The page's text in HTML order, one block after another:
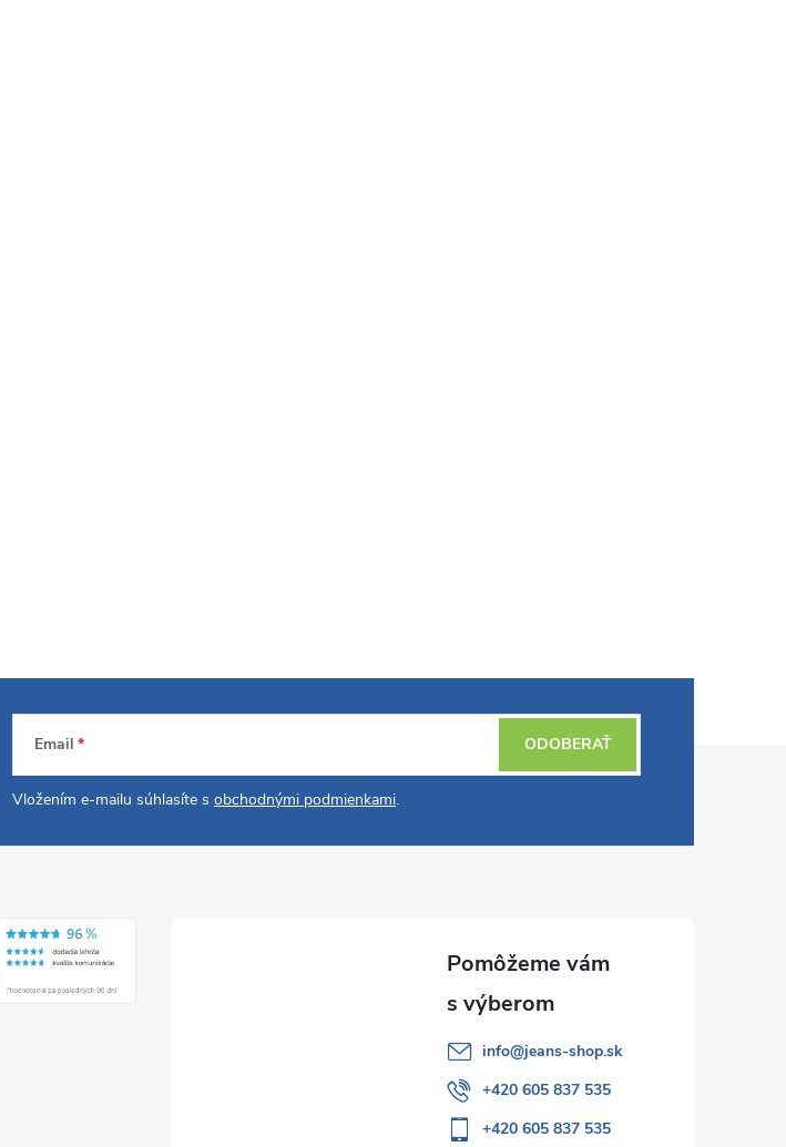
Email
Vložením e-mailu súhlasíte s obchodnými podmienkami.
ODOBERAŤ
info@jeans-shop.sk
+420 605 837 535
+420 605 837 535